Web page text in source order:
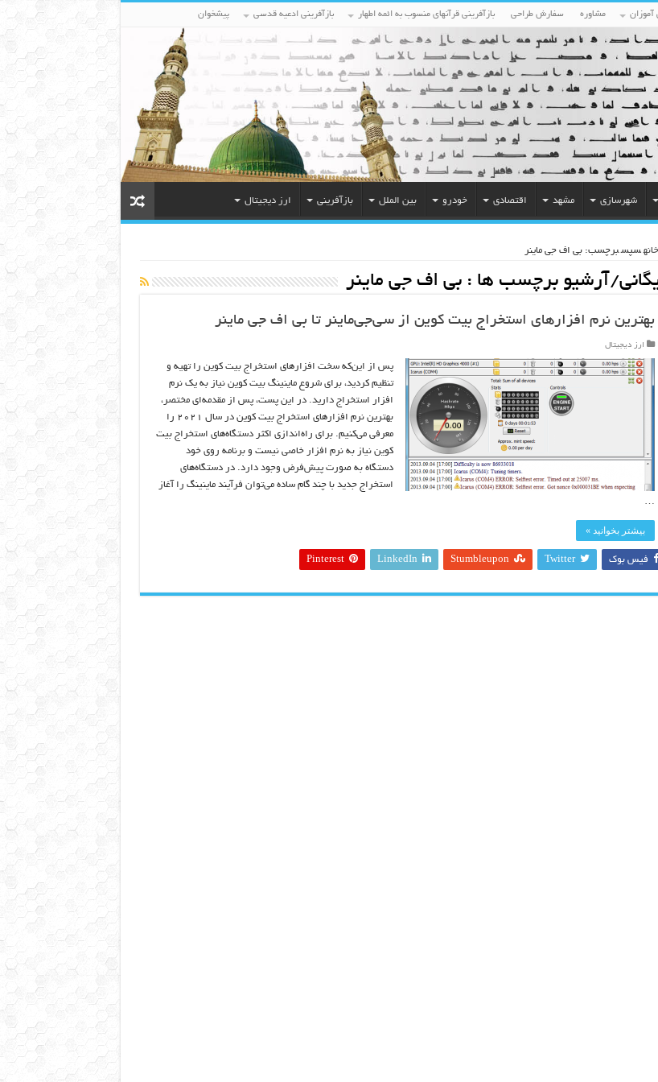
آموزان مشاوره سفارش طراحی بازآفرینی قرآنهای منسوب به ائمه اطهار بازآفرینی ادعیه قدسی پیشخوان
شهرسازی مشهد اقتصادی خودرو بین الملل بازآفرینی ارز دیجیتال
خانه سپس برچسب:بی اف جی ماینر
آرشیو برچسب ها :بی اف جی ماینر
بهترین نرم افزارهای استخراج بیت کوین از سی‌جی‌ماینر تا بی اف جی ماینر
ارز دیجیتال
پس از این‌که سخت افزارهای استخراج بیت کوین را تهیه و
تنظیم کردید، برای شروع ماینینگ بیت کوین نیاز به یک نرم
افزار استخراج دارید. در این پست، پس از مقدمه‌ای مختصر،
بهترین نرم‌ افزارهای استخراج بیت کوین در سال ۲۰۲۱ را
معرفی می‌کنیم. برای راه‌اندازی اکثر دستگاه‌های استخراج بیت
کوین نیاز به نرم‌ افزار خاصی نیست و برنامه روی خود
دستگاه به صورت پیش‌فرض وجود دارد. در دستگاه‌های
استخراج جدید با چند گام ساده می‌توان فرآیند ماینینگ را آغاز
…
بیشتر بخوانید »
فیس بوک Twitter
Stumbleupon
LinkedIn
Pinterest